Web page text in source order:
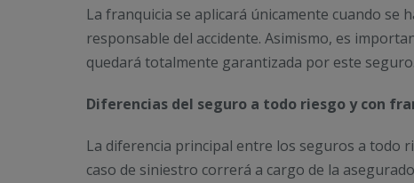
La franquicia se aplicará únicamente cuando se
responsable del accidente. Asimismo, es
quedará totalmente garantizada por este seguro.
Diferencias del seguro a todo riesgo y con
La diferencia principal entre los seguros a todo
caso de siniestro correrá a cargo de la